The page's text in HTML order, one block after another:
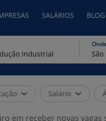
SALÁRIOS BLOG
Salário
em receber novas vagas